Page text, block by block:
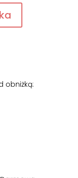
obniżką: